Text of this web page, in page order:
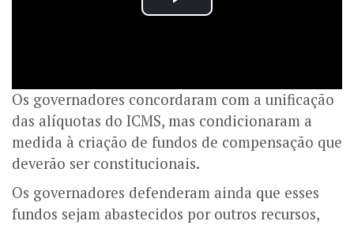
Os governadores concordaram com a unificação
das alíquotas do ICMS, mas condicionaram a
medida à criação de fundos de compensação que
deverão ser constitucionais.
Os governadores defenderam ainda que esses
fundos sejam abastecidos por outros recursos,